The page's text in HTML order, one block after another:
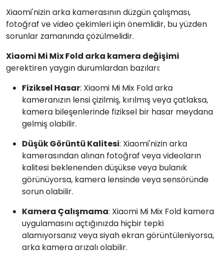
Xiaomi'nizin arka kamerasının düzgün çalışması,
fotoğraf ve video çekimleri için önemlidir, bu yüzden
sorunlar zamanında çözülmelidir.
Xiaomi Mi Mix Fold arka kamera değişimi
gerektiren yaygın durumlardan bazıları:
Fiziksel Hasar: Xiaomi Mi Mix Fold arka
kameranızın lensi çizilmiş, kırılmış veya çatlaksa,
kamera bileşenlerinde fiziksel bir hasar meydana
gelmiş olabilir.
Düşük Görüntü Kalitesi: Xiaomi'nizin arka
kamerasından alınan fotoğraf veya videoların
kalitesi beklenenden düşükse veya bulanık
görünüyorsa, kamera lensinde veya sensöründe
sorun olabilir.
Kamera Çalışmama: Xiaomi Mi Mix Fold kamera
uygulamasını açtığınızda hiçbir tepki
alamıyorsanız veya siyah ekran görüntüleniyorsa,
arka kamera arızalı olabilir.